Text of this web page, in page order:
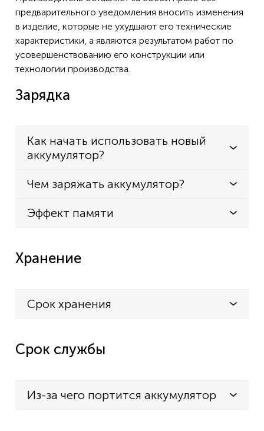
предварительного уведомления вносить изменения
в изделие, которые не ухудшают его технические
характеристики, а являются результатом работ по
усовершенствованию его конструкции или
технологии производства.
Зарядка
Как начать использовать новый
аккумулятор?
Чем заряжать аккумулятор?
Эффект памяти
Хранение
Срок хранения
Срок службы
Из-за чего портится аккумулятор